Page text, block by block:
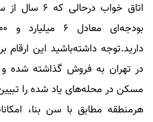
اتاق خواب
دارید.توجه داشته‌باشید این
در تهران به فروش گذاشته شده
مسکن در محله‌های یاد شده را
هرمنطقه مطابق با سن بنا،